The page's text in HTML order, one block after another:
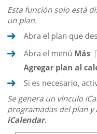
Esta función solo está
un plan.
Abra el plan que
Abra el menú Más
Agregar plan al
Si es necesario,
Se genera un vínculo
programadas del plan y
iCalendar.